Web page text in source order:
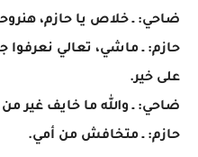
ضاحي: ـ خلاص يا حازم،
حازم: ـ ماشي، تعالي نعرفوا
على خير.
ضاحي: ـ والله ما خايف غير
حازم: ـ متخافش من أمي.